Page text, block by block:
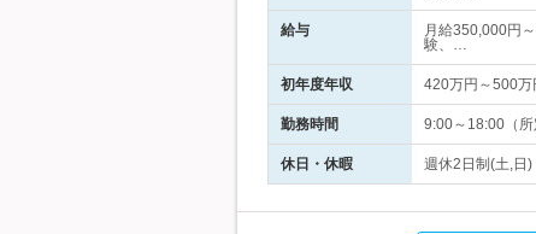
給与
月給350,000円
験、…
初年度年収 420万円～500万
勤務時間 9:00～18:00（
休日・休暇 週休2日制(土,日